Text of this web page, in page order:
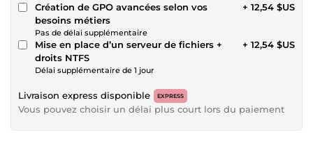
Création de GPO avancées selon vos
besoins métiers
Pas de délai supplémentaire
+ 12,54 $US
Mise en place d’un serveur de fichiers +
droits NTFS
Délai supplémentaire de 1 jour
+ 12,54 $US
Livraison express disponible EXPRESS
Vous pouvez choisir un délai plus court lors du paiement